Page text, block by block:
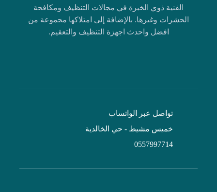
الفنية ذوي الخبرة في مجالات التنظيف ومكافحة
الحشرات وغيرها. بالإضافة إلى امتلاكها مجموعة من
افضل واحدث اجهزة التنظيف والتعقيم.
تواصل عبر الواتساب
خميس مشيط - حي الخالدية
0557997714